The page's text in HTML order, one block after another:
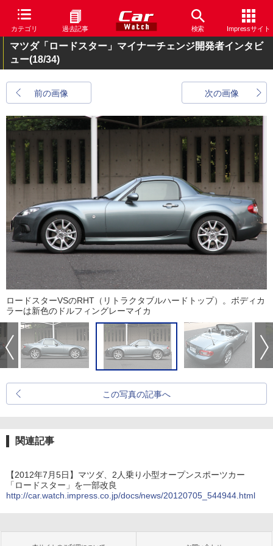
カテゴリ 過去記事 検索 Impressサイト
マツダ「ロードスター」マイナーチェンジ開発者インタビ
ュー(18/34)
前の画像 次の画像
ロードスターVSのRHT（リトラクタブルハードトップ）。ボディカ
ラーは新色のドルフィングレーマイカ
この写真の記事へ
関連記事
【2012年7月5日】マツダ、2人乗り小型オープンスポーツカー
「ロードスター」を一部改良
http://car.watch.impress.co.jp/docs/news/20120705_544944.html